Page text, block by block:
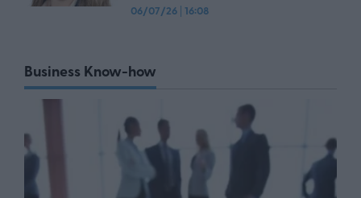
06/07/26 | 16:08
Business Know-how